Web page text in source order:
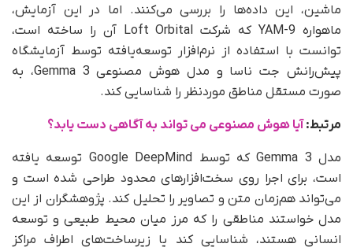
ماشین، این داده‌ها را بررسی می‌کنند. اما در این آزمایش،
ماهواره YAM-9 که شرکت Loft Orbital آن را ساخته است،
توانست با استفاده از نرم‌افزار توسعه‌یافته توسط آزمایشگاه
پیش‌رانش جت ناسا و مدل هوش مصنوعی Gemma 3، به‌
صورت مستقل مناطق موردنظر را شناسایی کند.
مرتبط:آیا هوش مصنوعی می تواند به آگاهی دست یابد؟
مدل Gemma 3 که توسط Google DeepMind توسعه یافته
است، برای اجرا روی سخت‌افزارهای محدود طراحی شده است و
می‌تواند هم‌زمان متن و تصاویر را تحلیل کند. پژوهشگران از این
مدل خواستند مناطقی را که مرز میان محیط طبیعی و توسعه
انسانی هستند، شناسایی کند یا زیرساخت‌های اطراف مراکز